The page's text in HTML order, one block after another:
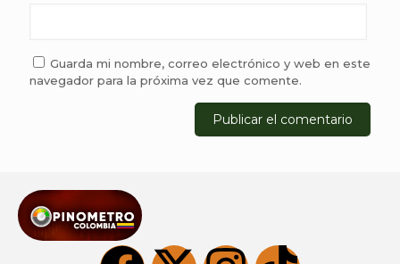
Guarda mi nombre, correo electrónico y web en este
navegador para la próxima vez que comente.